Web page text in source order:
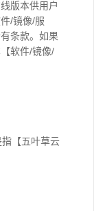
版本供用户
/镜像/服
条款。如果
软件/镜像/
【五叶草云